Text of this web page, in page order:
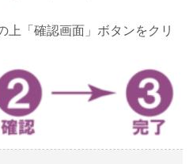
上「確認画面」ボタンをクリ